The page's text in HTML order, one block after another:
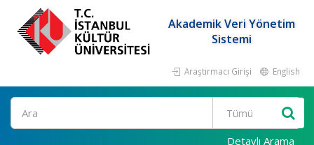
Akademik Veri Yönetim
Sistemi
Araştırmacı Girişi English
Ara
Detaylı Arama